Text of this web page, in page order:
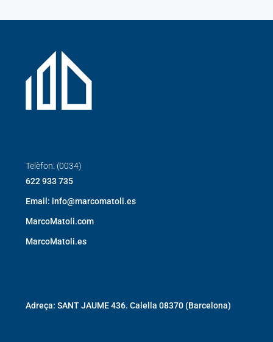
Telèfon: (0034)
622 933 735
Email: info@marcomatoli.es
MarcoMatoli.com
MarcoMatoli.es
Adreça: SANT JAUME 436. Calella 08370 (Barcelona)